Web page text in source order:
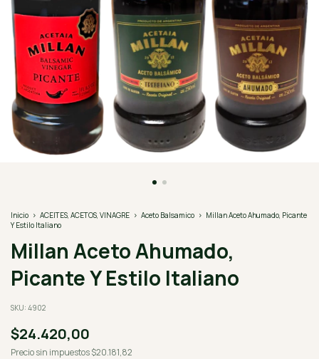
Inicio > ACEITES, ACETOS, VINAGRE > Aceto Balsamico > Millan Aceto Ahumado, Picante
Y Estilo Italiano
Millan Aceto Ahumado,
Picante Y Estilo Italiano
SKU: 4902
$24.420,00
Precio sin impuestos$20.181,82